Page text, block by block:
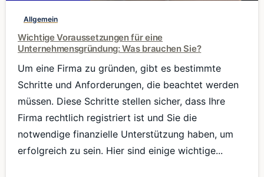
Allgemein
Wichtige Voraussetzungen für eine
Unternehmensgründung: Was brauchen Sie?
Um eine Firma zu gründen, gibt es bestimmte
Schritte und Anforderungen, die beachtet werden
müssen. Diese Schritte stellen sicher, dass Ihre
Firma rechtlich registriert ist und Sie die
notwendige finanzielle Unterstützung haben, um
erfolgreich zu sein. Hier sind einige wichtige...